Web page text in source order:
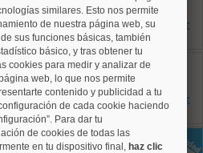
2.000 €
Cuatro Caminos
3.000 €
Valdezarza
similares. Esto nos permite
de nuestra página web, su
sus funciones básicas, también
básico, y tras obtener tu
cookies para medir y analizar de
web, lo que nos permite
contenido y publicidad a tu
de cada cookie haciendo
Para dar tu
de cookies de todas las
en tu dispositivo final, haz clic